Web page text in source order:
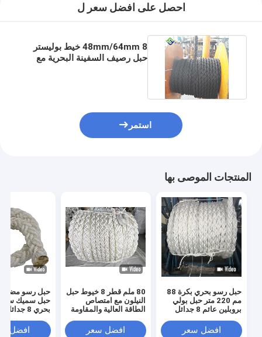
احصل على افضل سعر ل
48mm/64mm 8 خيط بوليستر
حبل رصيف السفينة البحرية مع
استمر
المنتجات الموصى بها
حبل رسو بحري بكرة 88
مم 220 متر حبل بولي
بروبلين عائم 8 جدائل
افضل سعر
80 ملم قطر 8 خيوط حبل
النيلون مع امتصاص
الطاقة العالية والمقاومة
افضل سعر
حبل رسو مضفر
حبل سميك
افضل